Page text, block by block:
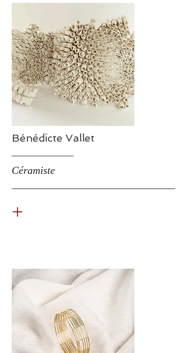
Bénédicte Vallet
Céramiste
+